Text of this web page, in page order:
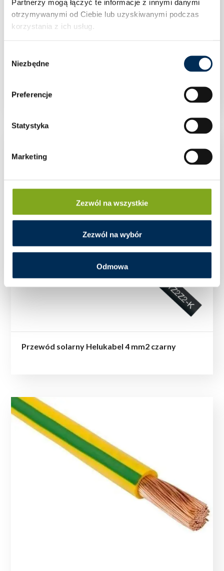
Partnerzy mogą łączyć te informacje z innymi danymi
otrzymywanymi od Ciebie lub uzyskiwanymi podczas
korzystania z ich usług.
zgody
Niezbędne
Preferencje
Statystyka
Marketing
Zezwól na wszystkie
Zezwól na wybór
Odmowa
PRZEWÓD SOLARNY MGWIRES 4MM2
Przewód solarny Helukabel 4 mm2 czarny